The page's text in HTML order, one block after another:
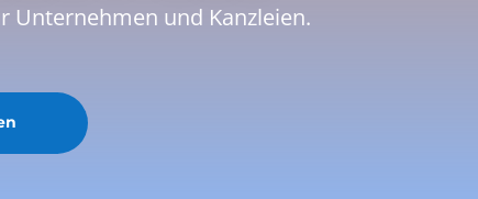
Unternehmen und Kanzleien.